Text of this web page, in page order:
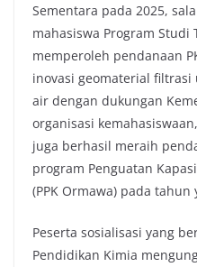
Sementara pada 2025,
mahasiswa Program Studi
memperoleh pendanaan
inovasi geomaterial
air dengan dukungan
organisasi
juga berhasil meraih
program Penguatan
(PPK Ormawa) pada tahun
Peserta sosialisasi yang
Pendidikan Kimia